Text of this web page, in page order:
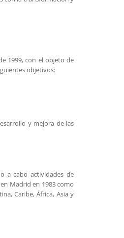
1999, con el objeto de
objetivos:
y mejora de las
a cabo actividades de
Madrid en 1983 como
Caribe, África, Asia y